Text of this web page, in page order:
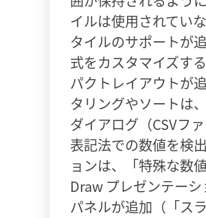
イルは使用されてい
タイルのサポートが
式をカスタマイズす
パクトレイアウトが
タリングやソートは
ダイアログ（CSVフ
表記法での数値を検
ョンは、「特殊な数
Draw プレゼンテー
パネルが追加（「ス